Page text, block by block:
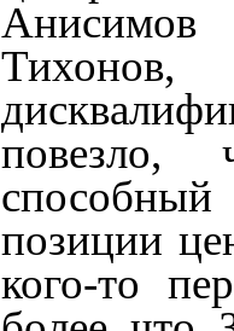
Анисимов
Тихонов,
повезло,
позиции
кого-то